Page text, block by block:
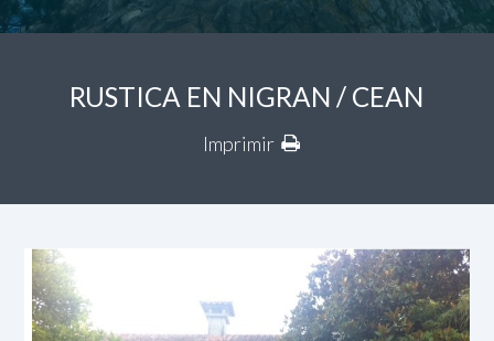
RUSTICA EN NIGRAN / CEAN
Imprimir